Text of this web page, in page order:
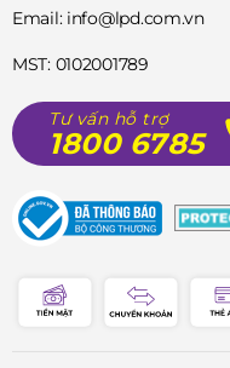
Email: info@lpd.com.vn
MST: 0102001789
Tư vấn hỗ trợ
1800 6785